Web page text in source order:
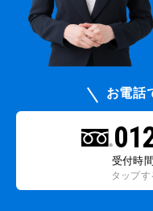
お電話
受付時
タップ